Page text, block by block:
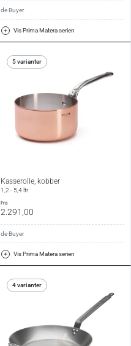
de Buyer
Vis Prima Matera serien
5 varianter
Kasserolle, kobber
1,2 - 5,4 ltr
fra
2.291,00
de Buyer
Vis Prima Matera serien
4 varianter